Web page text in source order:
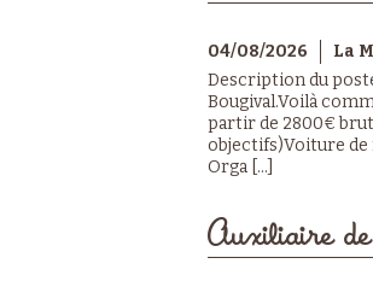
04/08/2026 La
Description du
Bougival.Voilà
partir de 2800€
objectifs)Voiture de
Orga [...]
Auxiliaire